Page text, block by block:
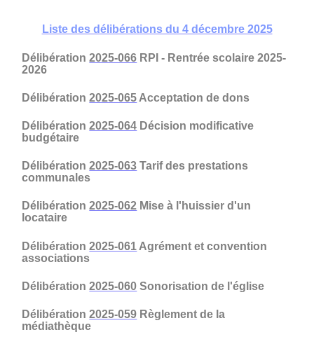
Liste des délibérations du 4 décembre 2025
Délibération2025-066 RPI - Rentrée scolaire 2025-
2026
Délibération2025-065 Acceptation de dons
Délibération2025-064 Décision modificative
budgétaire
Délibération2025-063 Tarif des prestations
communales
Délibération2025-062 Mise à l'huissier d'un
locataire
Délibération2025-061 Agrément et convention
associations
Délibération2025-060 Sonorisation de l'église
Délibération2025-059 Règlement de la
médiathèque